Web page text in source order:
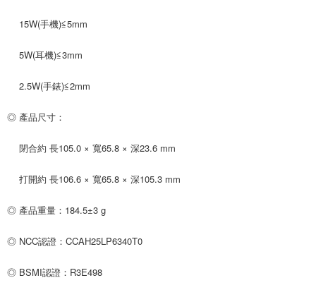
15W(手機)≦5mm
5W(耳機)≦3mm
2.5W(手錶)≦2mm
◎ 產品尺寸：
閉合約 長105.0 × 寬65.8 × 深23.6 mm
打開約 長106.6 × 寬65.8 × 深105.3 mm
◎ 產品重量：184.5±3 g
◎ NCC認證：CCAH25LP6340T0
◎ BSMI認證：R3E498